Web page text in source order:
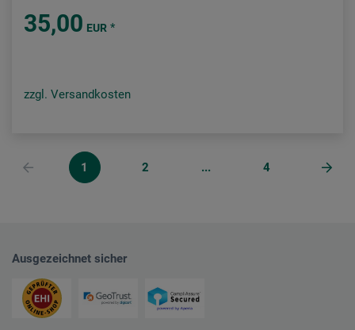
35,00 EUR *
zzgl. Versandkosten
1 2 ... 4
Ausgezeichnet sicher